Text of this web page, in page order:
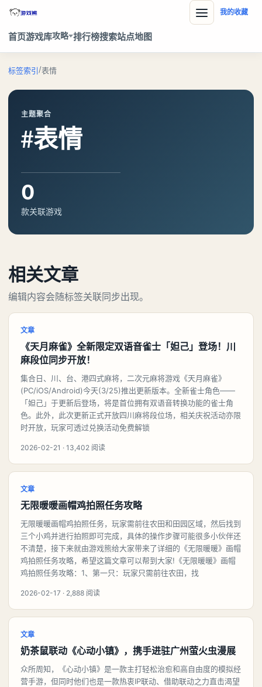
首页游戏库攻略 排行榜搜索站点地图
我的收藏
标签索引/表情
主题聚合
#表情
0
款关联游戏
相关文章
编辑内容会随标签关联同步出现。
文章
《天月麻雀》全新限定双语音雀士「妲己」登场！川
麻段位同步开放！
集合日、川、台、港四式麻将，二次元麻将游戏《天月麻雀》
(PC/iOS/Android)今天(3/25)推出更新版本。全新雀士角色——
「妲己」于更新后登场，将是首位拥有双语音转换功能的雀士角
色。此外，此次更新正式开放四川麻将段位场，相关庆祝活动亦限
时开放，玩家可透过兑换活动免费解锁
2026-02-21 · 13,402 阅读
文章
无限暖暖画帽鸡拍照任务攻略
无限暖暖画帽鸡拍照任务，玩家需前往农田和田园区域，然后找到
三个小鸡并进行拍照即可完成，具体的操作步骤可能很多小伙伴还
不清楚，接下来就由游戏熊给大家带来了详细的《无限暖暖》画帽
鸡拍照任务攻略，希望这篇文章可以帮到大家!《无限暖暖》画帽
鸡拍照任务攻略：1、第一只：玩家只需前往农田，找
2026-02-17 · 2,888 阅读
文章
奶茶鼠联动《心动小镇》，携手进驻广州萤火虫漫展
众所周知，《心动小镇》是一款主打轻松治愈和高自由度的模拟经
营手游，但同时他们也是一款热衷IP联动、借助联动之力直击渴望